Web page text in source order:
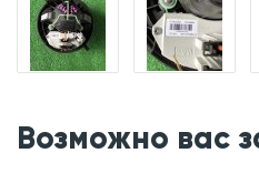
Возможно вас